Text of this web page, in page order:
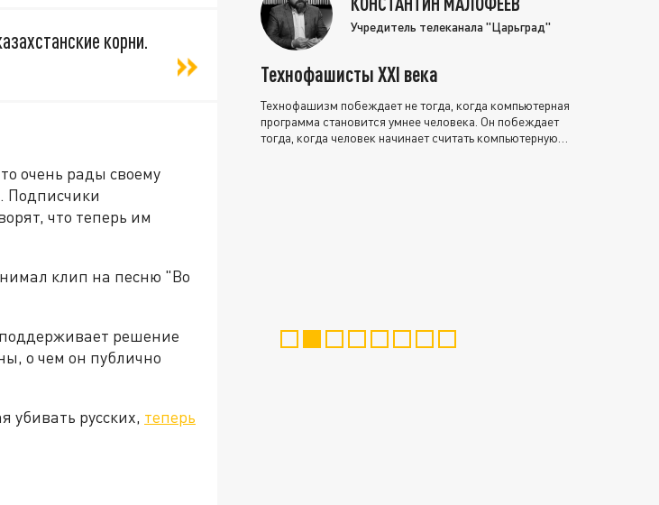
корни.
очень рады своему
Подписчики
что теперь им
клип на песню "Во
решение
о чем он публично
русских, теперь
Учредитель телеканала "Царьград"
Технофашисты XXI века
Технофашизм побеждает не тогда, когда компьютерная
программа становится умнее человека. Он побеждает
тогда, когда человек начинает считать компьютерную